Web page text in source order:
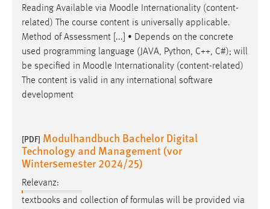
Reading Available via Moodle Internationality (content-
related) The course content is universally applicable.
Method of Assessment [...] • Depends on the concrete
used programming language (JAVA, Python, C++, C#); will
be specified in Moodle Internationality (content-related)
The content is valid in any international software
development
[PDF] Modulhandbuch Bachelor Digital
Technology and Management (vor
Wintersemester 2024/25)
Relevanz:
textbooks and collection of formulas will be provided via